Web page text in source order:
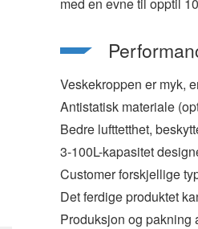
Veskekroppen er myk,
Antistatisk materiale
Bedre lufttetthet,
3-100L-kapasitet
Customer forskjellige
Det ferdige produktet
Produksjon og pakning